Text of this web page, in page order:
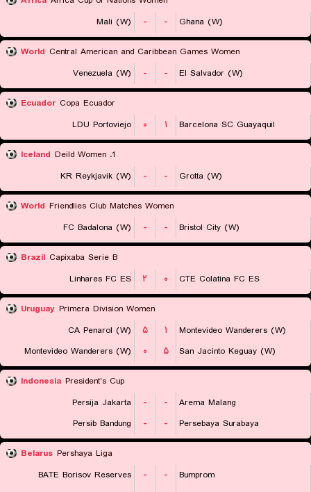
Mali (W)
- - Ghana (W)
World Central American and Caribbean Games Women
Venezuela (W)
- - El Salvador (W)
Ecuador Copa Ecuador
LDU Portoviejo
۰ ۱ Barcelona SC Guayaquil
Iceland
1. Deild Women
KR Reykjavik (W)
- - Grotta (W)
World Friendlies Club Matches Women
FC Badalona (W)
- - Bristol City (W)
Brazil Capixaba Serie B
Linhares FC ES
۲ ۰ CTE Colatina FC ES
Uruguay Primera Division Women
CA Penarol (W)
۵ ۱
Montevideo Wanderers (W)
Montevideo Wanderers (W)
۰ ۵ San Jacinto Keguay (W)
Indonesia President's Cup
Persija Jakarta
- -
Arema Malang
Persib Bandung
- - Persebaya Surabaya
Belarus Pershaya Liga
BATE Borisov Reserves
- -
Bumprom